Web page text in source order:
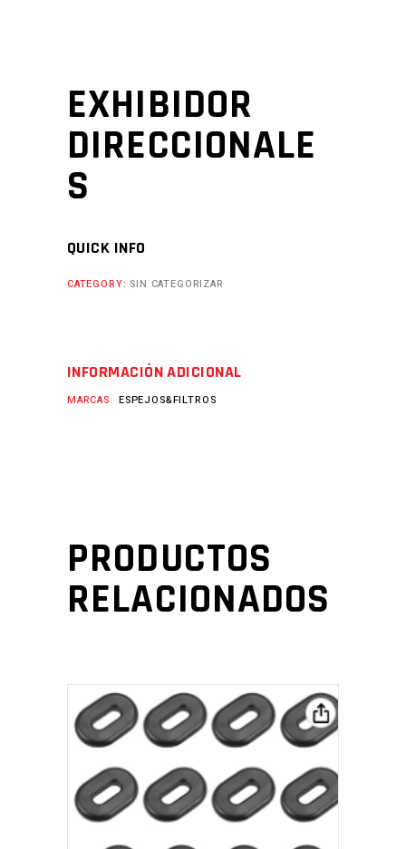
EXHIBIDOR
DIRECCIONALE
S
QUICK INFO
CATEGORY: SIN CATEGORIZAR
INFORMACIÓN ADICIONAL
MARCAS ESPEJOS&FILTROS
PRODUCTOS
RELACIONADOS